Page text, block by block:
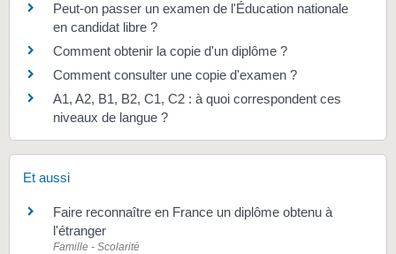
Peut-on passer un examen de l'Éducation nationale
en candidat libre ?
Comment obtenir la copie d'un diplôme ?
Comment consulter une copie d'examen ?
A1, A2, B1, B2, C1, C2 : à quoi correspondent ces
niveaux de langue ?
Et aussi
Faire reconnaître en France un diplôme obtenu à
l'étranger
Famille - Scolarité